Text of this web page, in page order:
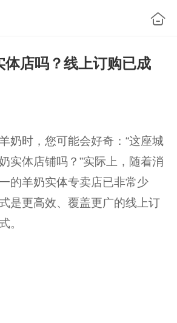
体店吗？线上订购已成
时，您可能会好奇：“这座城
实体店铺吗？”实际上，随着消
的羊奶实体专卖店已非常少
是更高效、覆盖更广的线上订
。